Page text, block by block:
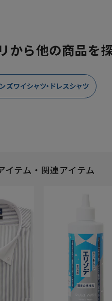
から他の商品を
ンズワイシャツ・ドレスシャツ
イテム・関連アイテム